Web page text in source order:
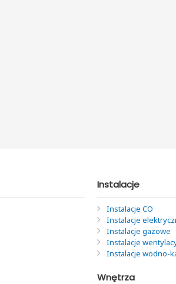
Instalacje
Instalacje CO
Instalacje
Instalacje gazowe
Instalacje
Instalacje wodno-
Wnętrza